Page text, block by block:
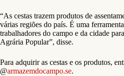
“As cestas trazem produtos de
várias regiões do país. É uma
trabalhadores do campo e da cidade
Agrária Popular”, disse.
Para adquirir as cestas e os produtos,
@armazemdocampo.se.